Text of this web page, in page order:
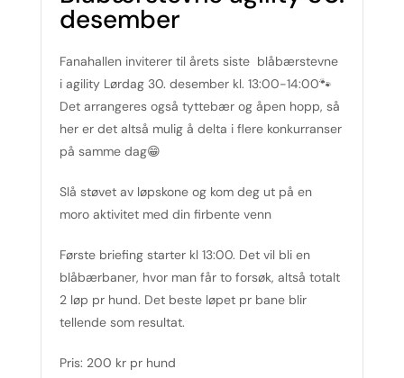
desember
Fanahallen inviterer til årets siste blåbærstevne
i agility Lørdag 30. desember kl. 13:00-14:00🐾
Det arrangeres også tyttebær og åpen hopp, så
her er det altså mulig å delta i flere konkurranser
på samme dag😁
Slå støvet av løpskone og kom deg ut på en
moro aktivitet med din firbente venn
Første briefing starter kl 13:00. Det vil bli en
blåbærbaner, hvor man får to forsøk, altså totalt
2 løp pr hund. Det beste løpet pr bane blir
tellende som resultat.
Pris: 200 kr pr hund